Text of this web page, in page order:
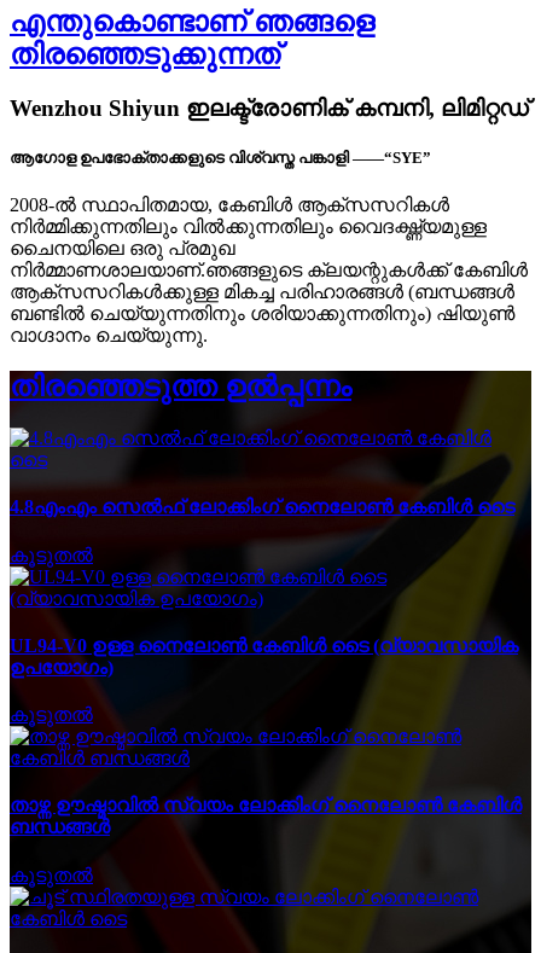
എന്തുകൊണ്ടാണ് ഞങ്ങളെ
തിരഞ്ഞെടുക്കുന്നത്
Wenzhou Shiyun ഇലക്ട്രോണിക് കമ്പനി, ലിമിറ്റഡ്
ആഗോള ഉപഭോക്താക്കളുടെ വിശ്വസ്ത പങ്കാളി ——“SYE”
2008-ൽ സ്ഥാപിതമായ, കേബിൾ ആക്‌സസറികൾ
നിർമ്മിക്കുന്നതിലും വിൽക്കുന്നതിലും വൈദഗ്ദ്ധ്യമുള്ള
ചൈനയിലെ ഒരു പ്രമുഖ
നിർമ്മാണശാലയാണ്.ഞങ്ങളുടെ ക്ലയന്റുകൾക്ക് കേബിൾ
ആക്‌സസറികൾക്കുള്ള മികച്ച പരിഹാരങ്ങൾ (ബന്ധങ്ങൾ
ബണ്ടിൽ ചെയ്യുന്നതിനും ശരിയാക്കുന്നതിനും) ഷിയുൺ
വാഗ്ദാനം ചെയ്യുന്നു.
തിരഞ്ഞെടുത്ത ഉൽപ്പന്നം
4.8എംഎം സെൽഫ് ലോക്കിംഗ് നൈലോൺ കേബിൾ ടൈ
കൂടുതൽ
UL94-V0 ഉള്ള നൈലോൺ കേബിൾ ടൈ (വ്യാവസായിക
ഉപയോഗം)
കൂടുതൽ
താഴ്ന്ന ഊഷ്മാവിൽ സ്വയം ലോക്കിംഗ് നൈലോൺ കേബിൾ
ബന്ധങ്ങൾ
കൂടുതൽ